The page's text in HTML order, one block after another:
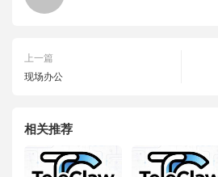
上一篇
现场办公
相关推荐